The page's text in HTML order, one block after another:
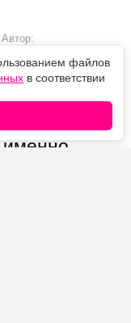
Автор:
ради
Сэди Синк в
именно
файлов
в соответствии